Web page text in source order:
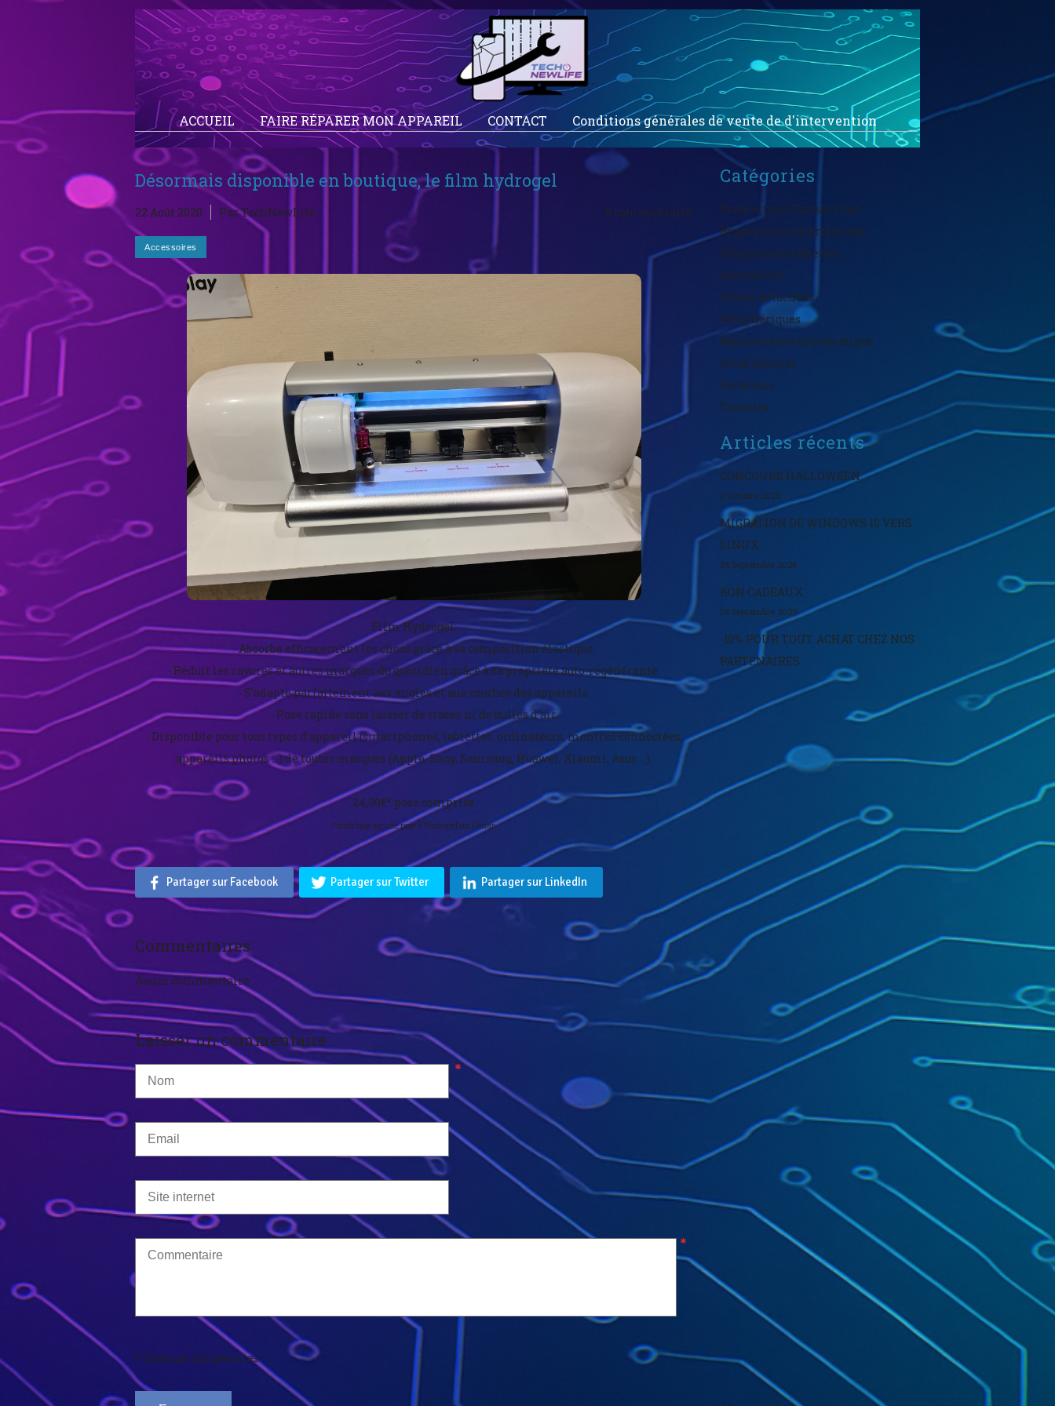
ACCUEIL FAIRE RÉPARER MON APPAREIL CONTACT Conditions générales de vente de d'intervention
Désormais disponible en boutique, le film hydrogel
22 Août 2020 Par TechNewLife 0 commentaire
Film Hydrogel:
- Absorbe efficacement les chocs grâce à sa composition élastique.
- Réduit les rayures et autres marques du quotidien grâce à sa propriété auto-régénérante.
- S’adapte parfaitement aux angles et aux courbes des appareils.
- Pose rapide sans laisser de traces ni de bulles d’air.
- Disponible pour tous types d’appareil (smartphones, tablettes, ordinateurs, montres connectées,
appareils photos …) de toutes marques (Apple, Sony, Samsung, Huawei, Xiaomi, Asus …).
24,90€* pose comprise
*tarifs basé sur une pose d'Hydrogel sur l'écran
Partager sur Facebook Partager sur Twitter Partager sur LinkedIn
Commentaires
Aucun commentaire
Laisser un commentaire
* Champs obligatoires
Catégories
Promotions/Exclusivités
Réparations smartphones
Réparations tablettes
Accessoires
Pièces détachées
Périphériques
Maintenance informatique
Smartphones
Occasions
Consoles
Articles récents
CONCOURS HALLOWEEN
2 Octobre 2025
MIGRATION DE WINDOWS 10 VERS
LINUX
24 Septembre 2025
BON CADEAUX
19 Septembre 2025
-10% POUR TOUT ACHAT CHEZ NOS
PARTENAIRES
13 Septembre 2025
OFFRE SPÉCIALE RENTRÉE
13 Septembre 2025